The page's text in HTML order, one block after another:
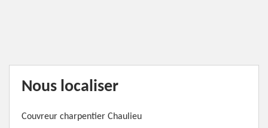
Nous localiser
Couvreur charpentier Chaulieu